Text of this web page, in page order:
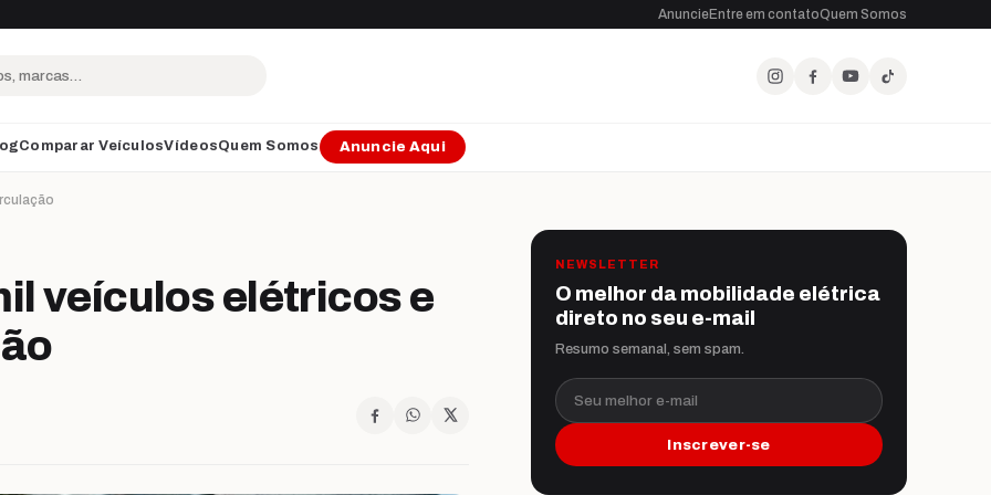
AnuncieEntre em contatoQuem Somos
Comparar VeículosVídeosQuem Somos Anuncie Aqui
veículos elétricos e
NEWSLETTER
O melhor da mobilidade elétrica
direto no seu e-mail
Resumo semanal, sem spam.
Seu melhor e-mail
Inscrever-se